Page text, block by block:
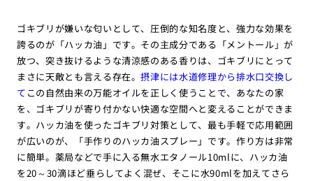
ゴキブリが嫌いな匂いとして、圧倒的な知名度と、強力な効果を
誇るのが「ハッカ油」です。その主成分である「メントール」が
放つ、突き抜けるような清涼感のある香りは、ゴキブリにとって
まさに天敵とも言える存在。摂津には水道修理から排水口交換し
て この自然由来の万能オイルを正しく使うことで、あなたの家
を、ゴキブリが寄り付かない快適な空間へと変えることができま
す。ハッカ油を使ったゴキブリ対策として、最も手軽で応用範囲
が広いのが、「手作りのハッカ油スプレー」です。作り方は非常
に簡単。薬局などで手に入る無水エタノール10mlに、ハッカ油
を20～30滴ほど垂らしてよく混ぜ、そこに水90mlを加えてさら